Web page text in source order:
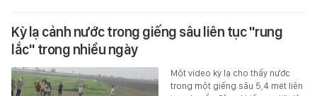
Kỳ lạ cảnh nước trong giếng sâu liên tục "rung
lắc" trong nhiều ngày
Một video kỳ lạ cho thấy nước
trong một giếng sâu 5,4 mét liên